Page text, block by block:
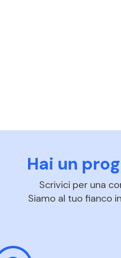
Hai un
Scrivici per una
Siamo al tuo fianco